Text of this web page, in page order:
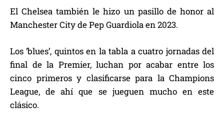
El Chelsea también le hizo un pasillo de honor al
Manchester City de Pep Guardiola en 2023.
Los ‘blues’, quintos en la tabla a cuatro jornadas del
final de la Premier, luchan por acabar entre los
cinco primeros y clasificarse para la Champions
League, de ahí que se jueguen mucho en este
clásico.